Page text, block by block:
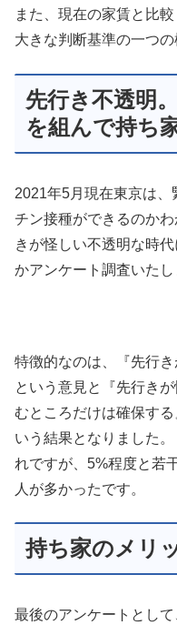
また、現在の家賃と比
大きな判断基準の一つの
先行き不透明
を組んで持ち
2021年5月現在東京は、
チン接種ができるのか
きが怪しい不透明な時
かアンケート調査いたし
特徴的なのは、『先行
という意見と『先行き
むところだけは確保す
いう結果となりました
れですが、5%程度と若
人が多かったです。
持ち家のメリ
最後のアンケートとし